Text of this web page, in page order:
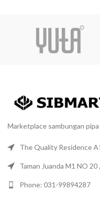
Marketplace sambungan
The Quality Residence
Taman Juanda M1 NO
Phone: 031-99894287